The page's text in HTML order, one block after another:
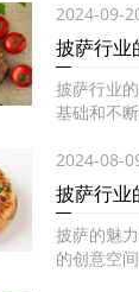
2024-09-
披萨行业
披萨行业
基础和不
2024-08-
披萨行业
披萨的魅
的创意空